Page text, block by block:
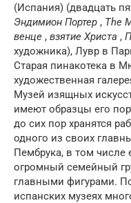
(Испания) (двадцать
Эндимион Портер , The
венце , взятие Христа ,
художника), Лувр в
Старая пинакотека в
художественная
Музей изящных
имеют образцы его
до сих пор хранятся
одного из своих
Пембрука, в том числе
огромный семейный
главными фигурами.
испанских музеях